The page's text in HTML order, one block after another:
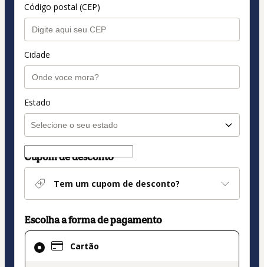
Código postal (CEP)
Cidade
Estado
Cupom de desconto
Tem um cupom de desconto?
Escolha a forma de pagamento
Cartão
Cartão
selecionado